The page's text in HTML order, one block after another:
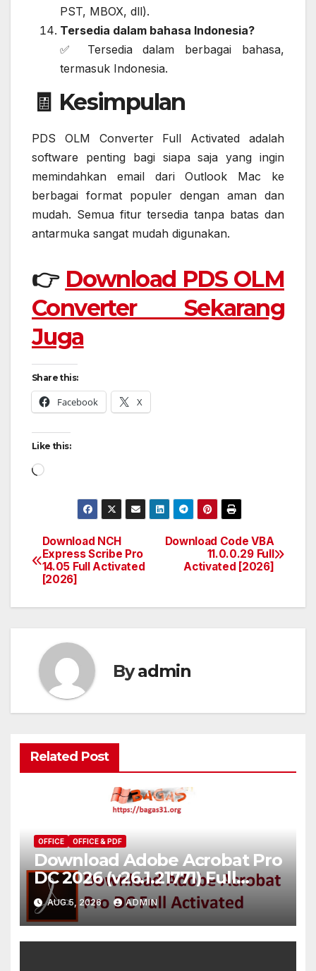
PST, MBOX, dll).
Tersedia dalam bahasa Indonesia?
✅ Tersedia dalam berbagai bahasa,
termasuk Indonesia.
🧾 Kesimpulan
PDS OLM Converter Full Activated adalah
software penting bagi siapa saja yang ingin
memindahkan email dari Outlook Mac ke
berbagai format populer dengan aman dan
mudah. Semua fitur tersedia tanpa batas dan
antarmuka sangat mudah digunakan.
👉 Download PDS OLM
Converter Sekarang
Juga
Share this:
Facebook X
Like this:
Loading…
Post
navigation
Download Code VBA
11.0.0.29 Full
Activated [2026]
Download NCH
Express Scribe Pro
14.05 Full Activated
[2026]
Byadmin
Related Post
OFFICE OFFICE & PDF
Download Adobe Acrobat Pro
DC 2026 (v26.1.21771) Full
Version [Terbaru]
AUG 5, 2026 ADMIN